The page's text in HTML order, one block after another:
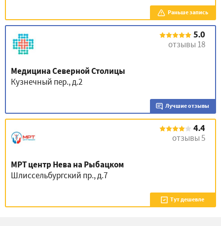
Раньше запись
5.0
отзывы 18
Медицина Северной Столицы
Кузнечный пер., д.2
Лучшие отзывы
4.4
отзывы 5
МРТ центр Нева на Рыбацком
Шлиссельбургский пр., д.7
Тут дешевле